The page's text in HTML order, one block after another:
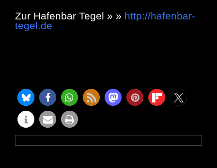
Zur Hafenbar Tegel » » http://hafenbar-
tegel.de